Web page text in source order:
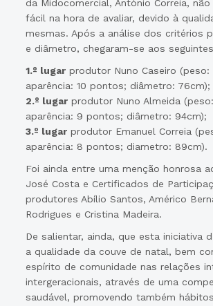
da Midocomercial, António Correia,
fácil na hora de avaliar, devido à
mesmas. Após a análise dos critérios
e diâmetro, chegaram-se aos
1.º lugar produtor Nuno Caseiro (peso:
aparência: 10 pontos; diâmetro: 76cm);
2.º lugar produtor Nuno Almeida
aparência: 9 pontos; diâmetro: 94cm);
3.º lugar produtor Emanuel Correia
aparência: 8 pontos; diametro: 89cm).
Foi ainda entre uma menção honrosa
José Costa e Certificados de
produtores Abílio Santos, Américo
Rodrigues e Cristina Madeira.
De salientar, ainda, que esta iniciativa
a qualidade da couve de natal, bem
espírito de comunidade nas relações
intergeracionais, através de uma
saudável, promovendo também